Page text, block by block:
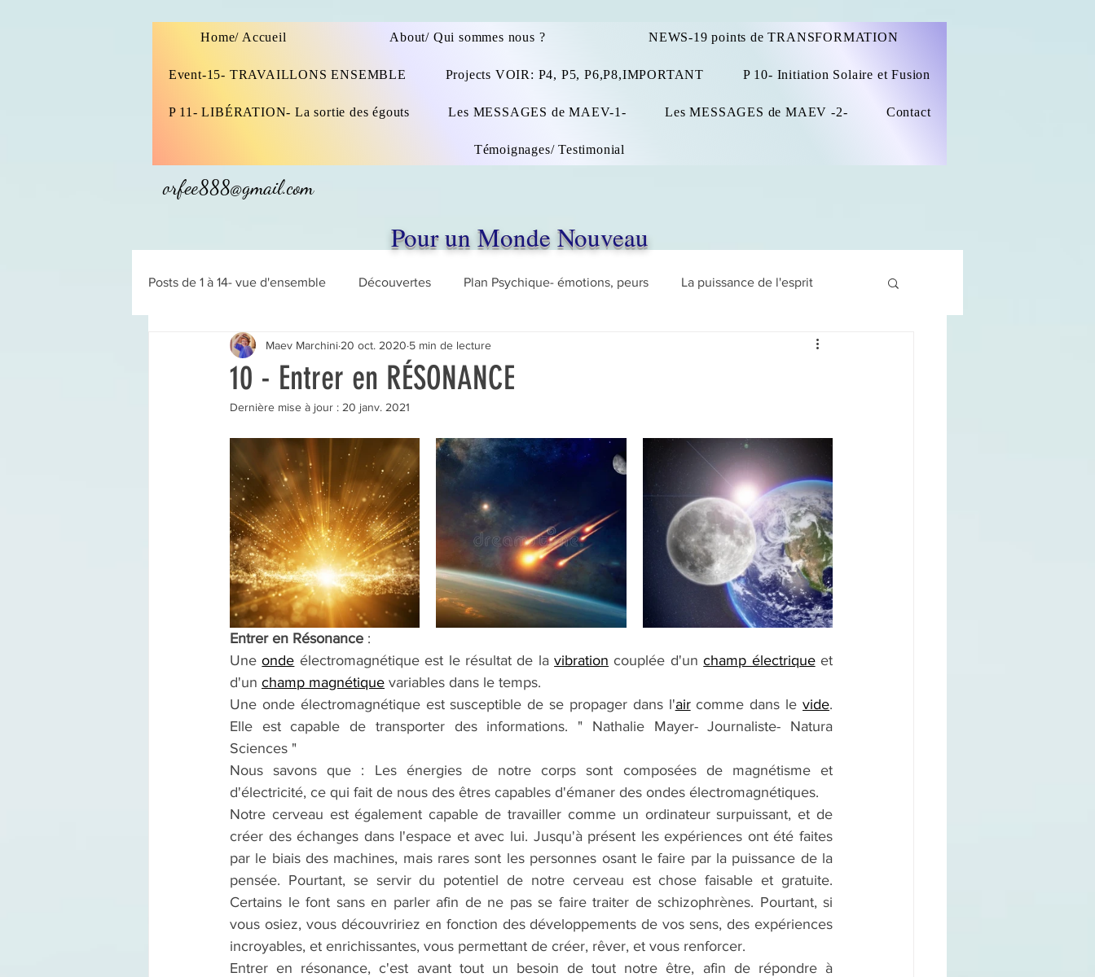
Home/ Accueil About/ Qui sommes nous ? NEWS-19 points de TRANSFORMATION
Event-15- TRAVAILLONS ENSEMBLE Projects VOIR: P4, P5, P6,P8,IMPORTANT P 10- Initiation Solaire et Fusion
P 11- LIBÉRATION- La sortie des égouts Les MESSAGES de MAEV-1- Les MESSAGES de MAEV -2- Contact
Témoignages/ Testimonial
orfee888@gmail.com
Pour un Monde Nouveau
Posts de 1 à 14- vue d'ensemble Découvertes Plan Psychique- émotions, peurs La puissance de l'esprit
Les Solutions- 14
10 - Entrer en RÉSONANCE
Maev Marchini 20 oct. 2020 5 min de lecture
Dernière mise à jour : 20 janv. 2021
Entrer en Résonance :
Une onde électromagnétique est le résultat de la vibration couplée d'un champ électrique et
d'un champ magnétique variables dans le temps.
Une onde électromagnétique est susceptible de se propager dans l'air comme dans le vide.
Elle est capable de transporter des informations. " Nathalie Mayer- Journaliste- Natura
Sciences "
Nous savons que : Les énergies de notre corps sont composées de magnétisme et
d'électricité, ce qui fait de nous des êtres capables d'émaner des ondes électromagnétiques.
Notre cerveau est également capable de travailler comme un ordinateur surpuissant, et de
créer des échanges dans l'espace et avec lui. Jusqu'à présent les expériences ont été faites
par le biais des machines, mais rares sont les personnes osant le faire par la puissance de la
pensée. Pourtant, se servir du potentiel de notre cerveau est chose faisable et gratuite.
Certains le font sans en parler afin de ne pas se faire traiter de schizophrènes. Pourtant, si
vous osiez, vous découvririez en fonction des développements de vos sens, des expériences
incroyables, et enrichissantes, vous permettant de créer, rêver, et vous renforcer.
Entrer en résonance, c'est avant tout un besoin de tout notre être, afin de répondre à